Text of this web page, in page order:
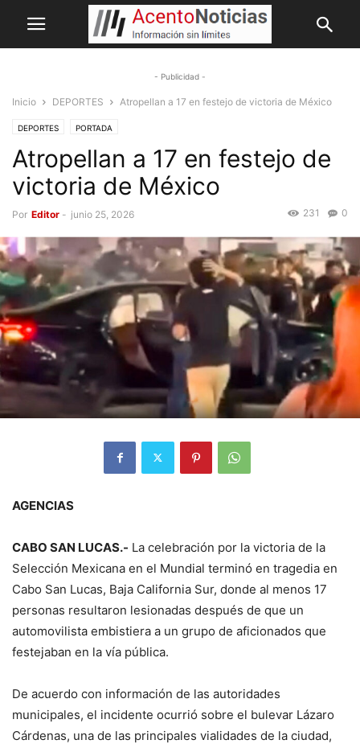
- Publicidad -
Inicio DEPORTES Atropellan a 17 en festejo de victoria de México
DEPORTES PORTADA
Atropellan a 17 en festejo de
victoria de México
Por Editor - junio 25, 2026 0
231
AGENCIAS
CABO SAN LUCAS.- La celebración por la victoria de la
Selección Mexicana en el Mundial terminó en tragedia en
Cabo San Lucas, Baja California Sur, donde al menos 17
personas resultaron lesionadas después de que un
automovilista embistiera a un grupo de aficionados que
festejaban en la vía pública.
De acuerdo con información de las autoridades
municipales, el incidente ocurrió sobre el bulevar Lázaro
Cárdenas, una de las principales vialidades de la ciudad,